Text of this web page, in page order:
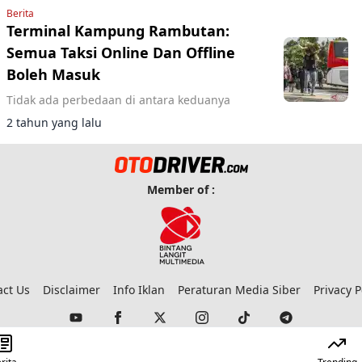
Berita
Terminal Kampung Rambutan:
Semua Taksi Online Dan Offline
Boleh Masuk
Tidak ada perbedaan di antara keduanya
2 tahun yang lalu
Member of :
Us Disclaimer Info Iklan Peraturan Media Siber Privacy